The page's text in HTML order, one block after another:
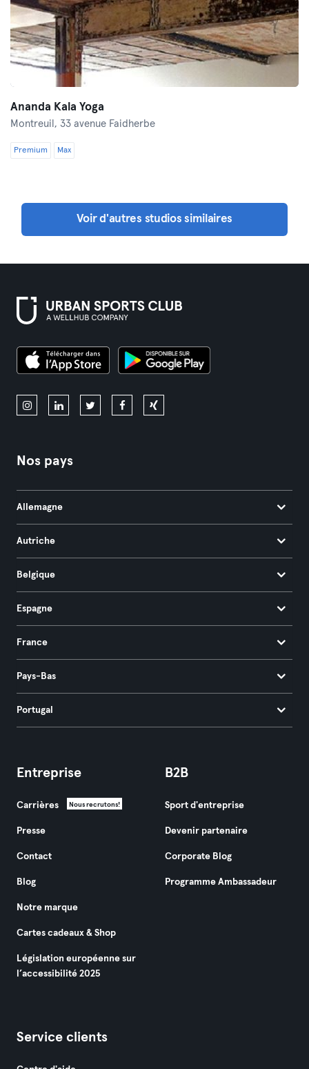
Ananda Kala Yoga
Montreuil, 33 avenue Faidherbe
Premium Max
Voir d'autres studios similaires
Nos pays
Allemagne
Autriche
Belgique
Espagne
France
Pays-Bas
Portugal
Entreprise
Carrières Nous recrutons!
Presse
Contact
Blog
Notre marque
Cartes cadeaux & Shop
Législation européenne sur
l’accessibilité 2025
B2B
Sport d'entreprise
Devenir partenaire
Corporate Blog
Programme Ambassadeur
Service clients